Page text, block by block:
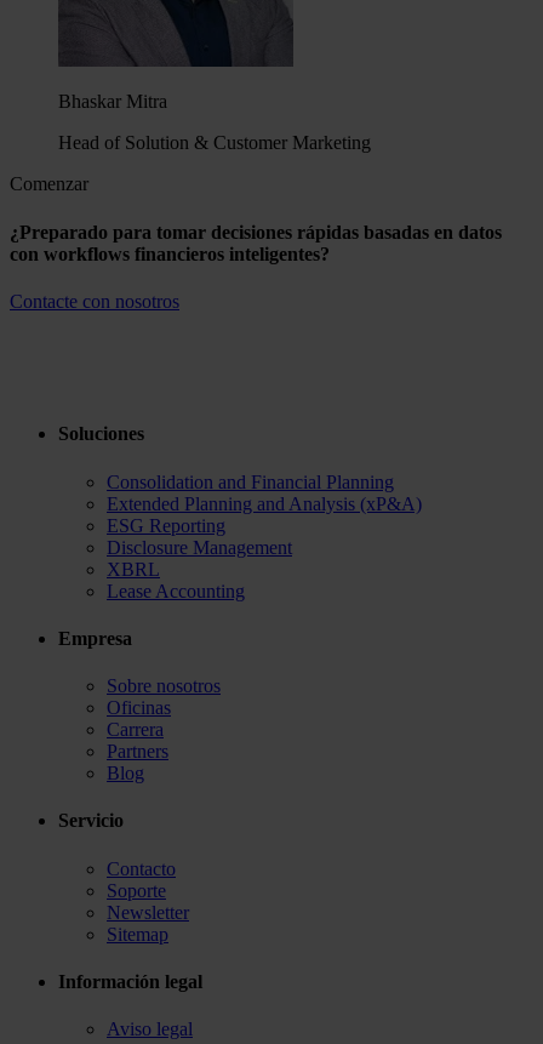
Bhaskar Mitra
Head of Solution & Customer Marketing
Comenzar
¿Preparado para tomar decisiones rápidas basadas en datos
con workflows financieros inteligentes?
Contacte con nosotros
Soluciones
Consolidation and Financial Planning
Extended Planning and Analysis (xP&A)
ESG Reporting
Disclosure Management
XBRL
Lease Accounting
Empresa
Sobre nosotros
Oficinas
Carrera
Partners
Blog
Servicio
Contacto
Soporte
Newsletter
Sitemap
Información legal
Aviso legal